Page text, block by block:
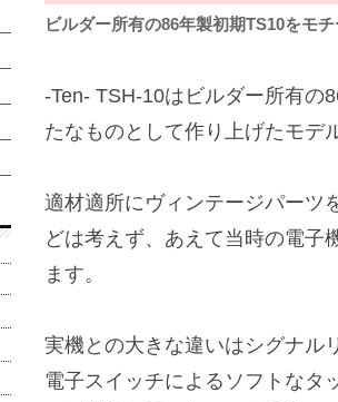
ビルダー所有の86年製初期TS10をモ
-Ten- TSH-10はビルダー所有の
たなものとして作り上げたモデ
適材適所にヴィンテージパーツ
どは考えず、あえて当時の電子
ます。
実機との大きな違いはシグナル
電子スイッチによるソフトなタ